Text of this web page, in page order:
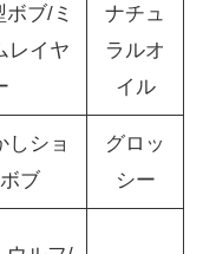
ボブ/ミ
レイヤ
ナチュ
ラルオ
イル
しショ
ブ
グロッ
シー